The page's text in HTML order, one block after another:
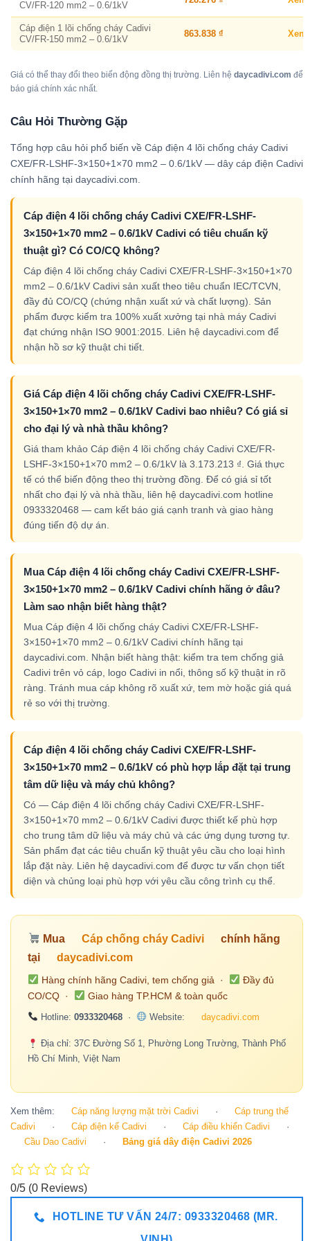
CV/FR-120 mm2 – 0.6/1kV
Cáp điện 1 lõi chống cháy Cadivi
CV/FR-150 mm2 – 0.6/1kV
863.838 ₫
Giá có thể thay đổi theo biến động đồng thị trường. Liên hệ daycadivi.com để
báo giá chính xác nhất.
Câu Hỏi Thường Gặp
Tổng hợp câu hỏi phổ biến về Cáp điện 4 lõi chống cháy Cadivi
CXE/FR-LSHF-3×150+1×70 mm2 – 0.6/1kV — dây cáp điện Cadivi
chính hãng tại daycadivi.com.
Cáp điện 4 lõi chống cháy Cadivi CXE/FR-LSHF-
3×150+1×70 mm2 – 0.6/1kV Cadivi có tiêu chuẩn kỹ
thuật gì? Có CO/CQ không?
Cáp điện 4 lõi chống cháy Cadivi CXE/FR-LSHF-3×150+1×70
mm2 – 0.6/1kV Cadivi sản xuất theo tiêu chuẩn IEC/TCVN,
đầy đủ CO/CQ (chứng nhận xuất xứ và chất lượng). Sản
phẩm được kiểm tra 100% xuất xưởng tại nhà máy Cadivi
đạt chứng nhận ISO 9001:2015. Liên hệ daycadivi.com để
nhận hồ sơ kỹ thuật chi tiết.
Giá Cáp điện 4 lõi chống cháy Cadivi CXE/FR-LSHF-
3×150+1×70 mm2 – 0.6/1kV Cadivi bao nhiêu? Có giá sỉ
cho đại lý và nhà thầu không?
Giá tham khảo Cáp điện 4 lõi chống cháy Cadivi CXE/FR-
LSHF-3×150+1×70 mm2 – 0.6/1kV là 3.173.213 ₫. Giá thực
tế có thể biến động theo thị trường đồng. Để có giá sỉ tốt
nhất cho đại lý và nhà thầu, liên hệ daycadivi.com hotline
0933320468 — cam kết báo giá cạnh tranh và giao hàng
đúng tiến độ dự án.
Mua Cáp điện 4 lõi chống cháy Cadivi CXE/FR-LSHF-
3×150+1×70 mm2 – 0.6/1kV Cadivi chính hãng ở đâu?
Làm sao nhận biết hàng thật?
Mua Cáp điện 4 lõi chống cháy Cadivi CXE/FR-LSHF-
3×150+1×70 mm2 – 0.6/1kV Cadivi chính hãng tại
daycadivi.com. Nhận biết hàng thật: kiểm tra tem chống giả
Cadivi trên vỏ cáp, logo Cadivi in nổi, thông số kỹ thuật in rõ
ràng. Tránh mua cáp không rõ xuất xứ, tem mờ hoặc giá quá
rẻ so với thị trường.
Cáp điện 4 lõi chống cháy Cadivi CXE/FR-LSHF-
3×150+1×70 mm2 – 0.6/1kV có phù hợp lắp đặt tại trung
tâm dữ liệu và máy chủ không?
Có — Cáp điện 4 lõi chống cháy Cadivi CXE/FR-LSHF-
3×150+1×70 mm2 – 0.6/1kV Cadivi được thiết kế phù hợp
cho trung tâm dữ liệu và máy chủ và các ứng dụng tương tự.
Sản phẩm đạt các tiêu chuẩn kỹ thuật yêu cầu cho loại hình
lắp đặt này. Liên hệ daycadivi.com để được tư vấn chọn tiết
diện và chủng loại phù hợp với yêu cầu công trình cụ thể.
Mua Cáp chống cháy Cadivi
chính hãng
tại
daycadivi.com
Hàng chính hãng Cadivi, tem chống giả ·
Đầy đủ
CO/CQ ·
Giao hàng TP.HCM & toàn quốc
Hotline: 0933320468· Website: daycadivi.com
Địa chỉ: 37C Đường Số 1, Phường Long Trường, Thành Phố
Hồ Chí Minh, Việt Nam
Xem thêm: Cáp năng lượng mặt trời Cadivi ·
Cáp trung thế
Cadivi
· Cáp điện kế Cadivi · Cáp điều khiển Cadivi
·
Cầu Dao Cadivi
· Bảng giá dây điện Cadivi 2026
0/5 (0 Reviews)
HOTLINE TƯ VẤN 24/7: 0933320468 (MR.